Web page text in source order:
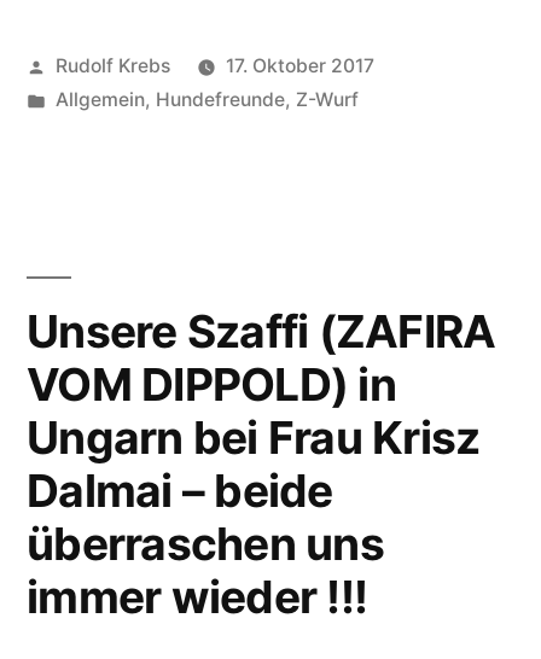
Unsere
ZASU
ist
mit
Herrchen
beim
Hundesport
!“
Veröffentlicht
von
Rudolf Krebs
17. Oktober 2017
Veröffentlicht
Allgemein, Hundefreunde, Z-Wurf
Unsere Szaffi (ZAFIRA
VOM DIPPOLD) in
Ungarn bei Frau Krisz
Dalmai – beide
überraschen uns
immer wieder !!!